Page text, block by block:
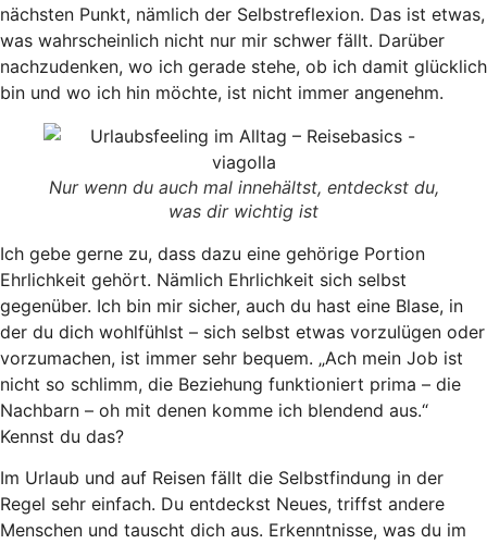
nächsten Punkt, nämlich der Selbstreflexion. Das ist etwas,
was wahrscheinlich nicht nur mir schwer fällt. Darüber
nachzudenken, wo ich gerade stehe, ob ich damit glücklich
bin und wo ich hin möchte, ist nicht immer angenehm.
Nur wenn du auch mal innehältst, entdeckst du,
was dir wichtig ist
Ich gebe gerne zu, dass dazu eine gehörige Portion
Ehrlichkeit gehört. Nämlich Ehrlichkeit sich selbst
gegenüber. Ich bin mir sicher, auch du hast eine Blase, in
der du dich wohlfühlst – sich selbst etwas vorzulügen oder
vorzumachen, ist immer sehr bequem. „Ach mein Job ist
nicht so schlimm, die Beziehung funktioniert prima – die
Nachbarn – oh mit denen komme ich blendend aus.“
Kennst du das?
Im Urlaub und auf Reisen fällt die Selbstfindung in der
Regel sehr einfach. Du entdeckst Neues, triffst andere
Menschen und tauscht dich aus. Erkenntnisse, was du im